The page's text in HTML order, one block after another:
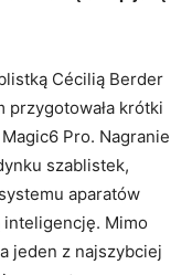
Cécilią Berder
krótki
Pro. Nagranie
szablistek,
aparatów
Mimo
jeden z najszybciej